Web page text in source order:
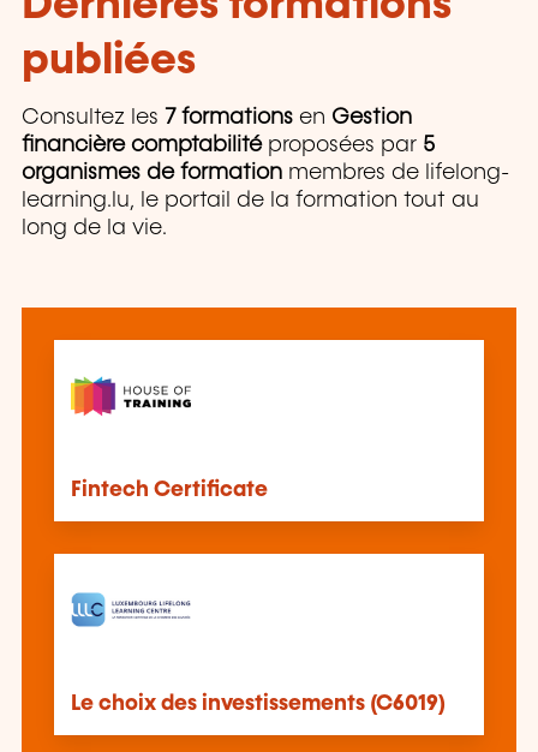
publiées
Consultez les 7 formations en Gestion
financière comptabilitéproposées par 5
organismes de formation membres de lifelong-
learning.lu, le portail de la formation tout au
long de la vie.
Fintech Certificate
Le choix des investissements (C6019)